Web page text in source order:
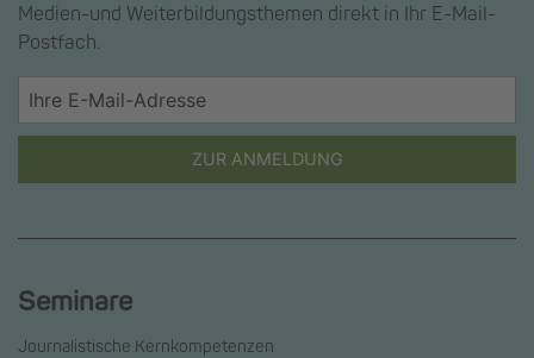
Medien-und Weiterbildungsthemen direkt in Ihr E-Mail-
Postfach.
ZUR ANMELDUNG
Seminare
Journalistische Kernkompetenzen